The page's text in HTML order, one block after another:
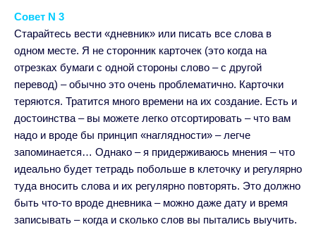
Совет N 3
Старайтесь вести «дневник» или писать все слова в
одном месте. Я не сторонник карточек (это когда на
отрезках бумаги с одной стороны слово – с другой
перевод) – обычно это очень проблематично. Карточки
теряются. Тратится много времени на их создание. Есть и
достоинства – вы можете легко отсортировать – что вам
надо и вроде бы принцип «наглядности» – легче
запоминается… Однако – я придерживаюсь мнения – что
идеально будет тетрадь побольше в клеточку и регулярно
туда вносить слова и их регулярно повторять. Это должно
быть что-то вроде дневника – можно даже дату и время
записывать – когда и сколько слов вы пытались выучить.